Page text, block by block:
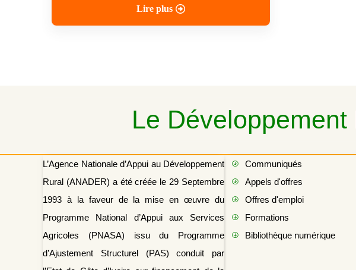
Lire plus
Le
L’Agence Nationale d’Appui au Développement
Rural (ANADER) a été créée le 29 Septembre
1993 à la faveur de la mise en œuvre du
Programme National d’Appui aux Services
Agricoles (PNASA) issu du Programme
d’Ajustement Structurel (PAS) conduit par
Communiqués
Appels d'offres
Offres d'emploi
Formations
Bibliothèque numérique